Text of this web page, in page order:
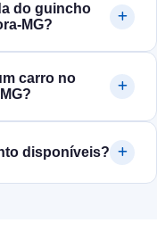
do guincho
carro no
disponíveis?